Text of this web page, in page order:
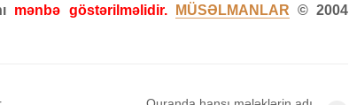
mənbə göstərilməlidir. MÜSƏLMANLAR © 2004